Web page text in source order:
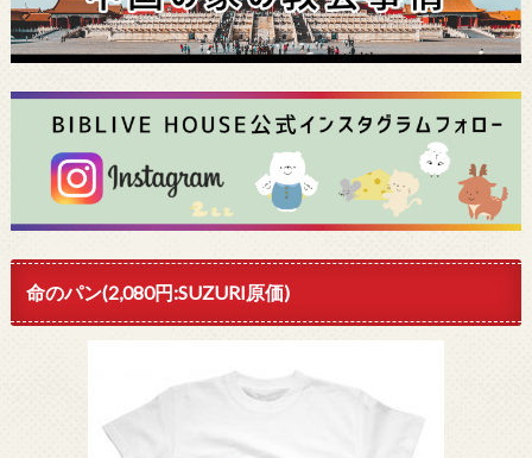
命のパン(2,080円:SUZURI原価)